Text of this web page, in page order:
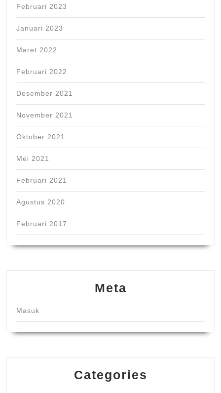
Februari 2023
Januari 2023
Maret 2022
Februari 2022
Desember 2021
November 2021
Oktober 2021
Mei 2021
Februari 2021
Agustus 2020
Februari 2017
Meta
Masuk
Categories